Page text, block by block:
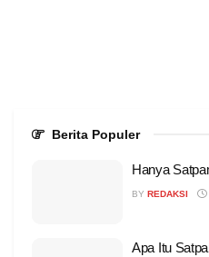
Berita Populer
Hanya
BY REDAKSI
Apa Itu